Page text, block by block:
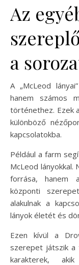
Az
a
A „McLeod
hanem számos
történethez. Ezek
különböző
kapcsolatokba.
Például a farm
McLeod lányokkal.
forrása, hanem
központi
alakulnak a
lányok életét és
Ezen kívül a
szerepet játszik a
karakterek,